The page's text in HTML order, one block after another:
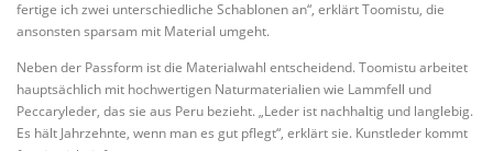
fertige ich zwei unterschiedliche Schablonen an“, erklärt Toomistu, die
ansonsten sparsam mit Material umgeht.
Neben der Passform ist die Materialwahl entscheidend. Toomistu arbeitet
hauptsächlich mit hochwertigen Naturmaterialien wie Lammfell und
Peccaryleder, das sie aus Peru bezieht. „Leder ist nachhaltig und langlebig.
Es hält Jahrzehnte, wenn man es gut pflegt“, erklärt sie. Kunstleder kommt